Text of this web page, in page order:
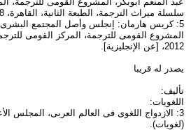
سلسلة ميراث الترجمة، الطبعة الثانية، القاهرة، 2008، [عن الإنجليزية].
5: كريس هارمان: إنجلس وأصل المجتمع
المشروع القومى للترجمة، المركز القومى
2012، [عن الإنجليزية].
يصدر له قريبا
تأليف:
اللغويات:
3: الازدواج اللغوى فى العالم العربى، المجلس
(لغويات).